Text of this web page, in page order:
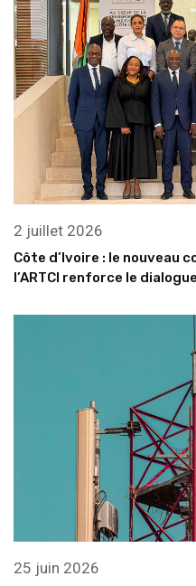
2 juillet 2026
Côte d’Ivoire : le nouveau
l’ARTCI renforce le
25 juin 2026